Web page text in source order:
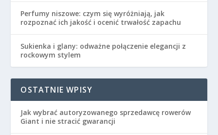
Perfumy niszowe: czym się wyróżniają, jak
rozpoznać ich jakość i ocenić trwałość zapachu
Sukienka i glany: odważne połączenie elegancji z
rockowym stylem
OSTATNIE WPISY
Jak wybrać autoryzowanego sprzedawcę rowerów
Giant i nie stracić gwarancji